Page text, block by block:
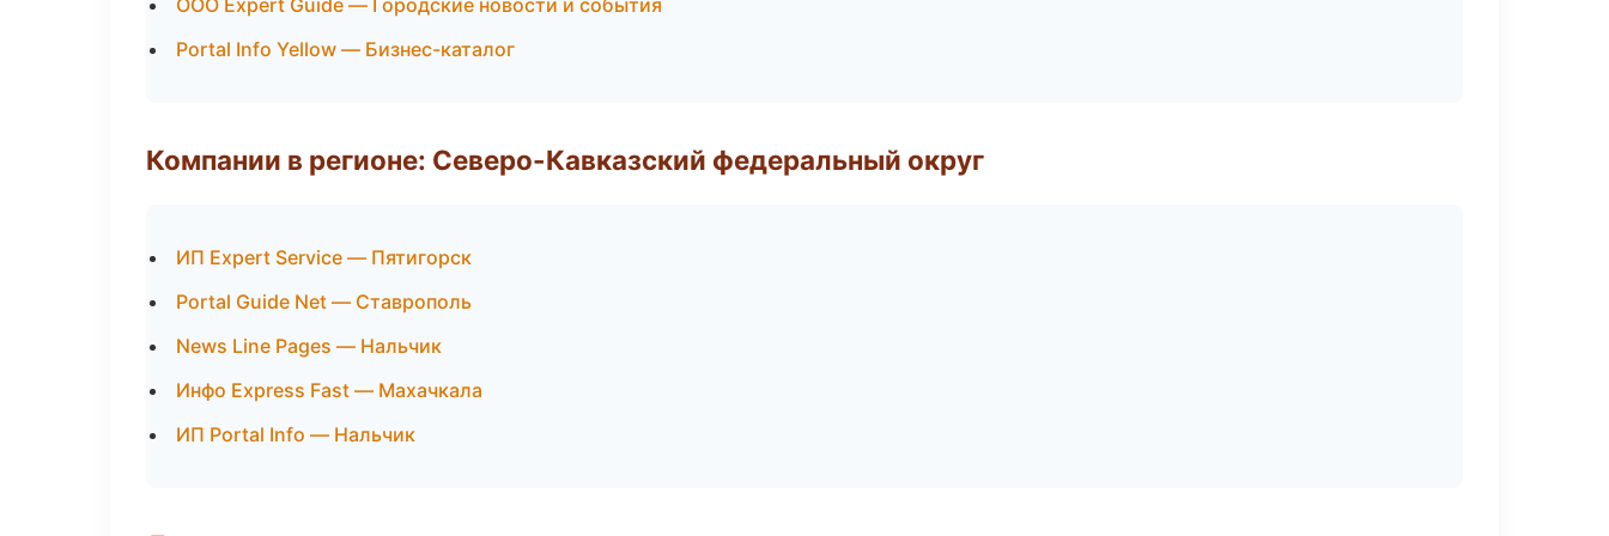
ООО Expert Guide — Городские новости и события
Portal Info Yellow — Бизнес-каталог
Компании в регионе: Северо-Кавказский федеральный округ
ИП Expert Service — Пятигорск
Portal Guide Net — Ставрополь
News Line Pages — Нальчик
Инфо Express Fast — Махачкала
ИП Portal Info — Нальчик